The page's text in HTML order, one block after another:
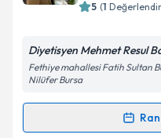
'ni
kapsamda
5 (1
Diyetisyen Mehmet Resul
Fethiye mahallesi Fatih Sultan
Nilüfer Bursa
Randevu